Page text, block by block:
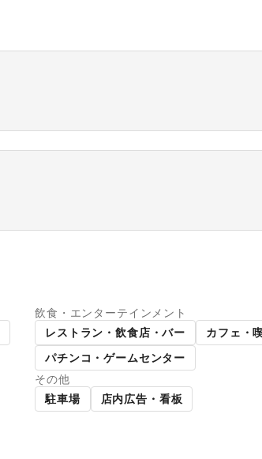
ギャラリー・貸し画廊
飲食・エンターテインメント
レストラン・飲食店・バー
カフェ・
パチンコ・ゲームセンター
その他
駐車場
店内広告・看板